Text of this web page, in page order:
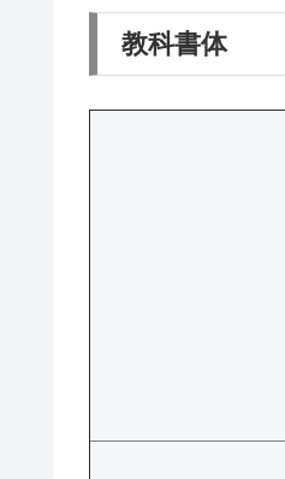
教科書体